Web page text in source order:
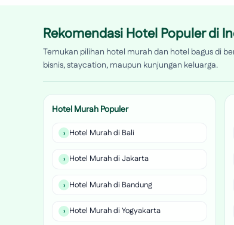
Rekomendasi Hotel Populer di
Temukan pilihan hotel murah dan hotel bagus di
bisnis, staycation, maupun kunjungan keluarga.
Hotel Murah Populer
Hotel Murah di Bali
Hotel Murah di Jakarta
Hotel Murah di Bandung
Hotel Murah di Yogyakarta